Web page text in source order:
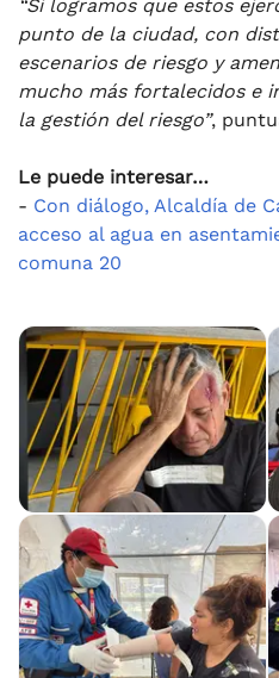
“Si logramos que estos
punto de la ciudad, con
escenarios de riesgo y
mucho más fortalecidos e
la gestión del riesgo”,
Le puede interesar…
- Con diálogo, Alcaldía de
acceso al agua en
comuna 20